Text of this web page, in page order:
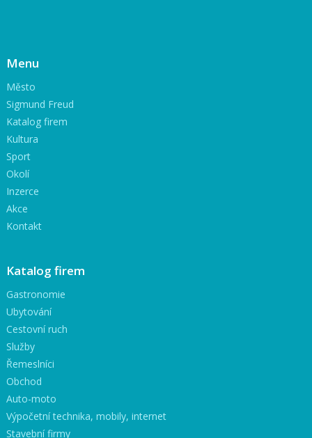
Menu
Město
Sigmund Freud
Katalog firem
Kultura
Sport
Okolí
Inzerce
Akce
Kontakt
Katalog firem
Gastronomie
Ubytování
Cestovní ruch
Služby
Řemeslníci
Obchod
Auto-moto
Výpočetní technika, mobily, internet
Stavební firmy